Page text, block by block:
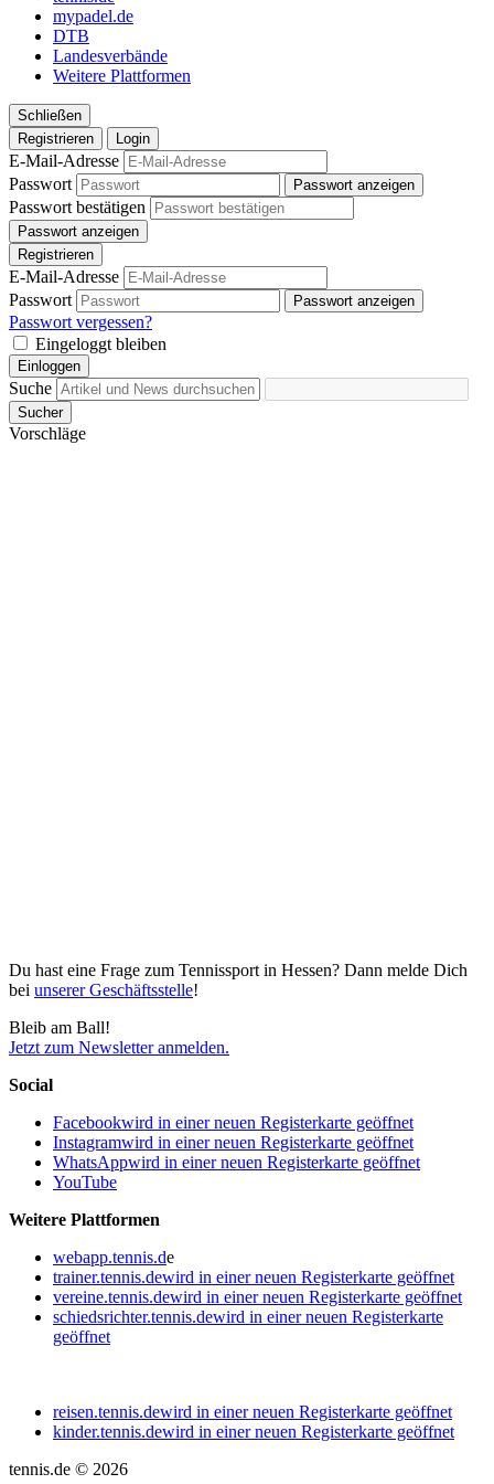
haben oder die sie im Rahmen Ihrer Nutzung der Dienste
gesammelt haben. Die
jederzeit über den Link im Footer aufgerufen und
angepasst werden.
mypadel.de
DTB
Landesverbände
Weitere Plattformen
Schließen
Registrieren
Login
E-Mail-Adresse
Passwort
Passwort anzeigen
Passwort bestätigen
Passwort anzeigen
Registrieren
E-Mail-Adresse
Passwort
Passwort anzeigen
Passwort vergessen?
Eingeloggt bleiben
Einloggen
Suche
Sucher
Vorschläge
Du hast eine Frage zum Tennissport in Hessen? Dann melde Dich
bei unserer Geschäftsstelle!
Bleib am Ball!
Jetzt zum Newsletter anmelden.
Social
Facebookwird in einer neuen Registerkarte geöffnet
Instagramwird in einer neuen Registerkarte geöffnet
WhatsAppwird in einer neuen Registerkarte geöffnet
YouTube
Weitere Plattformen
webapp.tennis.de
trainer.tennis.dewird in einer neuen Registerkarte geöffnet
vereine.tennis.dewird in einer neuen Registerkarte geöffnet
schiedsrichter.tennis.dewird in einer neuen Registerkarte
geöffnet
reisen.tennis.dewird in einer neuen Registerkarte geöffnet
kinder.tennis.dewird in einer neuen Registerkarte geöffnet
tennis.de © 2026